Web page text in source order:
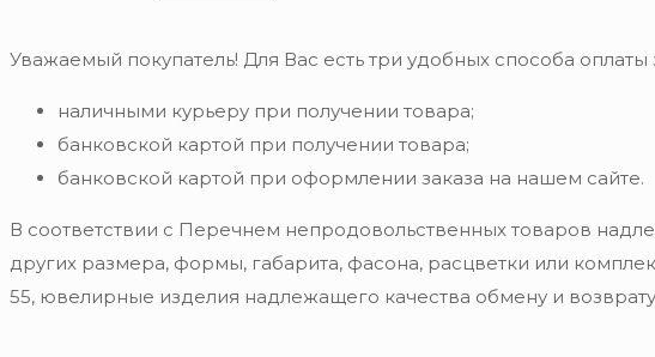
Уважаемый покупатель! Для Вас есть три удобных способа оплаты
наличными курьеру при получении товара;
банковской картой при получении товара;
банковской картой при оформлении заказа на нашем сайте.
В соответствии с Перечнем непродовольственных товаров
других размера, формы, габарита, фасона, расцветки или
55, ювелирные изделия надлежащего качества обмену и